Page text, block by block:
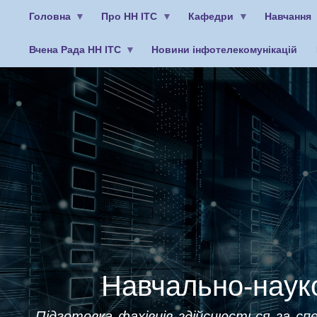
Головна Про НН ІТС Кафедри Навчання
Вчена Рада НН ІТС Новини інфотелекомунікацій
облікового
користувача
Навчально-